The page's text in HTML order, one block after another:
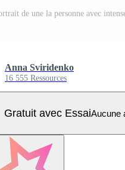
Anna Sviridenko
16 555 Ressources
Gratuit avec EssaiAucune